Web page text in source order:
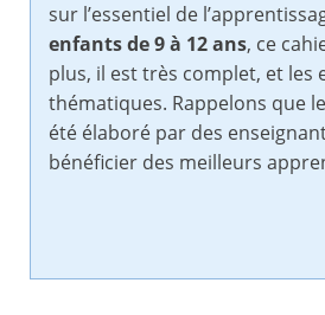
sur l’essentiel de
enfants de 9 à 12 ans, ce
plus, il est très complet, et les
thématiques. Rappelons que
été élaboré par des
bénéficier des meilleurs